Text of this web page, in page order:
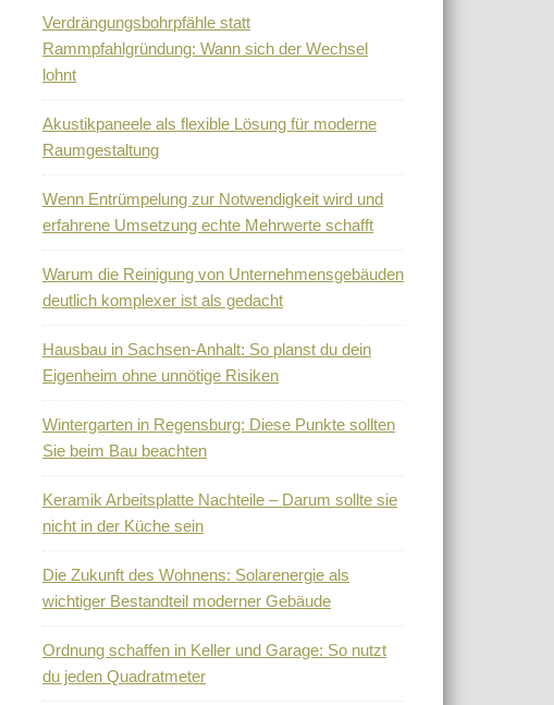
Verdrängungsbohrpfähle statt
Rammpfahlgründung: Wann sich der Wechsel
lohnt
Akustikpaneele als flexible Lösung für moderne
Raumgestaltung
Wenn Entrümpelung zur Notwendigkeit wird und
erfahrene Umsetzung echte Mehrwerte schafft
Warum die Reinigung von Unternehmensgebäuden
deutlich komplexer ist als gedacht
Hausbau in Sachsen-Anhalt: So planst du dein
Eigenheim ohne unnötige Risiken
Wintergarten in Regensburg: Diese Punkte sollten
Sie beim Bau beachten
Keramik Arbeitsplatte Nachteile – Darum sollte sie
nicht in der Küche sein
Die Zukunft des Wohnens: Solarenergie als
wichtiger Bestandteil moderner Gebäude
Ordnung schaffen in Keller und Garage: So nutzt
du jeden Quadratmeter